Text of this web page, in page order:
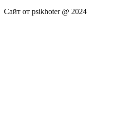
Сайт от psikhoter @ 2024